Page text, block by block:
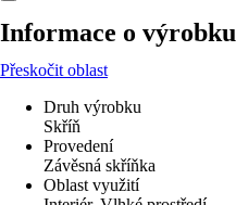
Informace o výrobku
Přeskočit oblast
Druh výrobku
Skříň
Provedení
Závěsná skříňka
Oblast využití